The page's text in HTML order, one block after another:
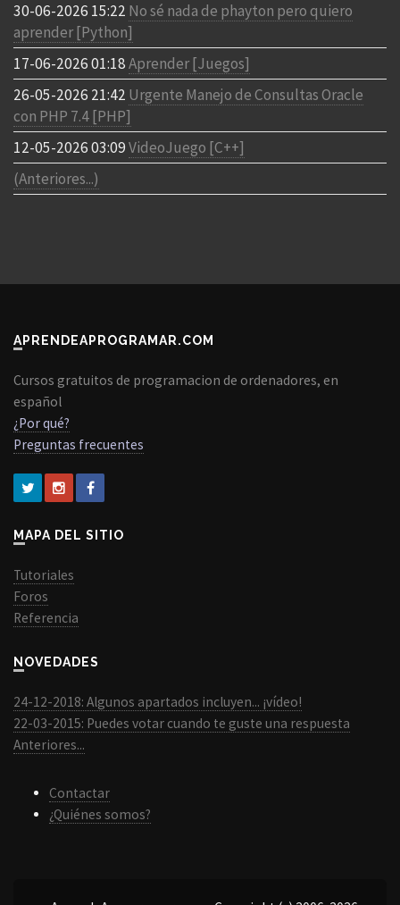
30-06-2026 15:22 No sé nada de phayton pero quiero
aprender [Python]
17-06-2026 01:18Aprender [Juegos]
26-05-2026 21:42 Urgente Manejo de Consultas Oracle
con PHP 7.4 [PHP]
12-05-2026 03:09VideoJuego [C++]
(Anteriores...)
APRENDEAPROGRAMAR.COM
Cursos gratuitos de programacion de ordenadores, en
español
¿Por qué?
Preguntas frecuentes
MAPA DEL SITIO
Tutoriales
Foros
Referencia
NOVEDADES
24-12-2018: Algunos apartados incluyen... ¡vídeo!
22-03-2015: Puedes votar cuando te guste una respuesta
Anteriores...
Contactar
¿Quiénes somos?